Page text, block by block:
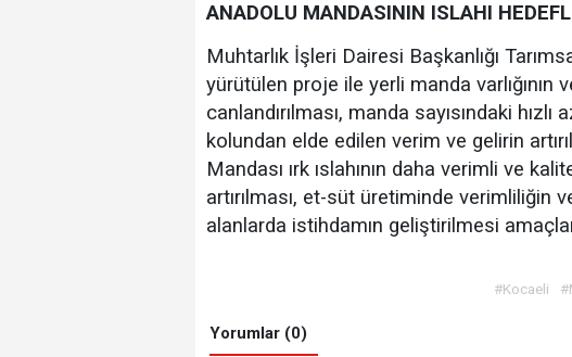
ANADOLU MANDASININ ISLAHI
Muhtarlık İşleri Dairesi Başkanlığı
yürütülen proje ile yerli manda varlığının
canlandırılması, manda sayısındaki
kolundan elde edilen verim ve gelirin
Mandası ırk ıslahının daha verimli ve
artırılması, et-süt üretiminde verimliliğin
alanlarda istihdamın geliştirilmesi
#Kocaeli
Yorumlar (0)